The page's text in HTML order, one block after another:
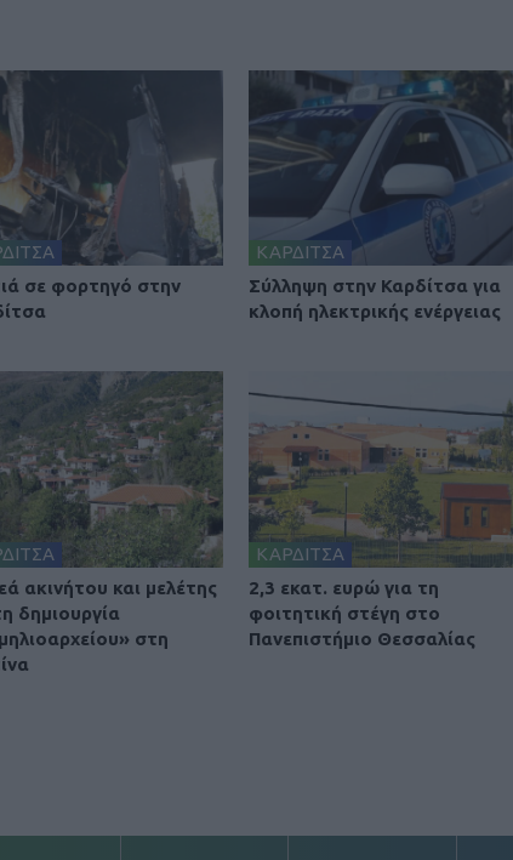
σε φορτηγό στην
ΚΑΡΔΙΤΣΑ
Σύλληψη στην Καρδίτσα για
κλοπή ηλεκτρικής ενέργειας
ακινήτου και μελέτης
δημιουργία
στη
ΚΑΡΔΙΤΣΑ
2,3 εκατ. ευρώ για τη
φοιτητική στέγη στο
Πανεπιστήμιο Θεσσαλίας